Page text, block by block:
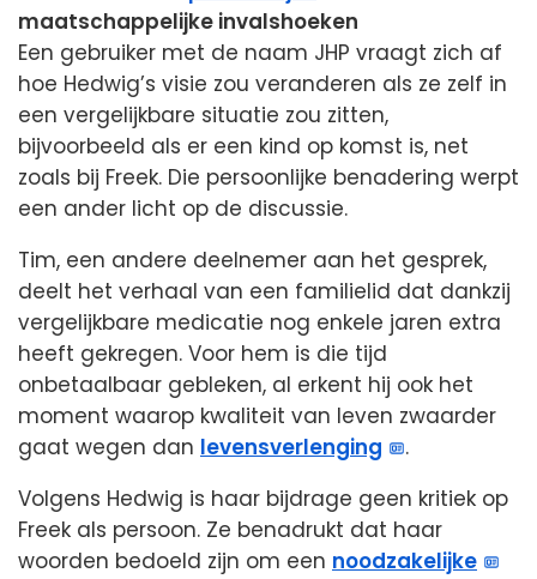
maatschappelijke invalshoeken
Een gebruiker met de naam JHP vraagt zich af
hoe Hedwig’s visie zou veranderen als ze zelf in
een vergelijkbare situatie zou zitten,
bijvoorbeeld als er een kind op komst is, net
zoals bij Freek. Die persoonlijke benadering werpt
een ander licht op de discussie.
Tim, een andere deelnemer aan het gesprek,
deelt het verhaal van een familielid dat dankzij
vergelijkbare medicatie nog enkele jaren extra
heeft gekregen. Voor hem is die tijd
onbetaalbaar gebleken, al erkent hij ook het
moment waarop kwaliteit van leven zwaarder
gaat wegen dan levensverlenging
.
Volgens Hedwig is haar bijdrage geen kritiek op
Freek als persoon. Ze benadrukt dat haar
woorden bedoeld zijn om een noodzakelijke